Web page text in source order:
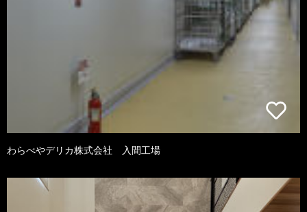
わらべやデリカ株式会社 入間工場